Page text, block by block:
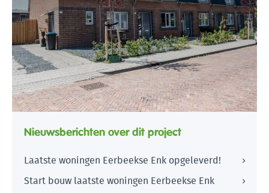
Nieuwsberichten over dit project
Laatste woningen Eerbeekse Enk opgeleverd!
Start bouw laatste woningen Eerbeekse Enk